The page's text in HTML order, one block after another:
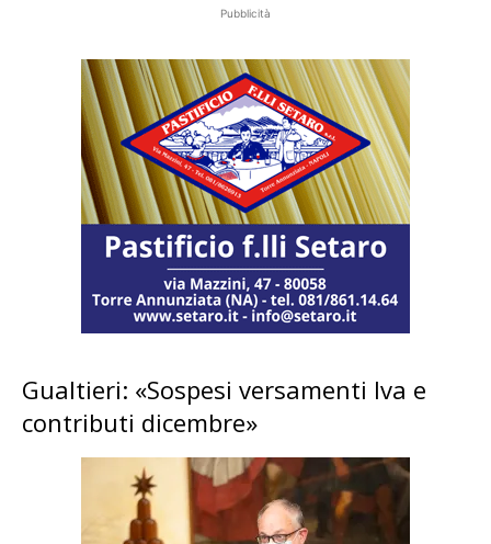
Pubblicità
Gualtieri: «Sospesi versamenti Iva e
contributi dicembre»